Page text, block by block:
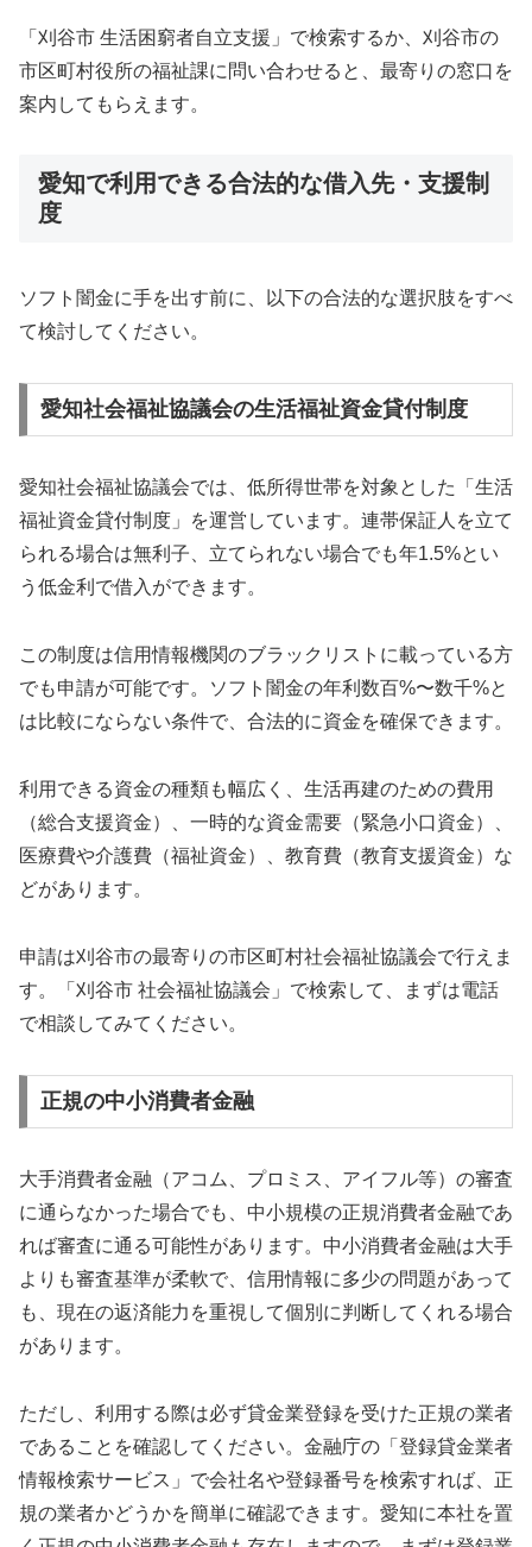
「刈谷市 生活困窮者自立支援」で検索するか、刈谷市の
市区町村役所の福祉課に問い合わせると、最寄りの窓口を
案内してもらえます。
愛知で利用できる合法的な借入先・支援制
度
ソフト闇金に手を出す前に、以下の合法的な選択肢をすべ
て検討してください。
愛知社会福祉協議会の生活福祉資金貸付制度
愛知社会福祉協議会では、低所得世帯を対象とした「生活
福祉資金貸付制度」を運営しています。連帯保証人を立て
られる場合は無利子、立てられない場合でも年1.5%とい
う低金利で借入ができます。
この制度は信用情報機関のブラックリストに載っている方
でも申請が可能です。ソフト闇金の年利数百%〜数千%と
は比較にならない条件で、合法的に資金を確保できます。
利用できる資金の種類も幅広く、生活再建のための費用
（総合支援資金）、一時的な資金需要（緊急小口資金）、
医療費や介護費（福祉資金）、教育費（教育支援資金）な
どがあります。
申請は刈谷市の最寄りの市区町村社会福祉協議会で行えま
す。「刈谷市 社会福祉協議会」で検索して、まずは電話
で相談してみてください。
正規の中小消費者金融
大手消費者金融（アコム、プロミス、アイフル等）の審査
に通らなかった場合でも、中小規模の正規消費者金融であ
れば審査に通る可能性があります。中小消費者金融は大手
よりも審査基準が柔軟で、信用情報に多少の問題があって
も、現在の返済能力を重視して個別に判断してくれる場合
があります。
ただし、利用する際は必ず貸金業登録を受けた正規の業者
であることを確認してください。金融庁の「登録貸金業者
情報検索サービス」で会社名や登録番号を検索すれば、正
規の業者かどうかを簡単に確認できます。愛知に本社を置